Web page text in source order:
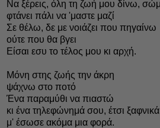
Να ξέρεις, όλη τη ζωή μου δίνω,
φτάνει πάλι να 'μαστε μαζί
Σε θέλω, δε με νοιάζει που πηγαίνω
ούτε που θα βγει
Είσαι εσυ το τέλος μου κι αρχή.
Μόνη στης ζωής την άκρη
ψάχνω στο ποτό
Ένα παραμύθι να πιαστώ
κι ένα τηλεφώνημά σου, έτσι ξαφνικά
μ' έσωσε ακόμα μια φορά.